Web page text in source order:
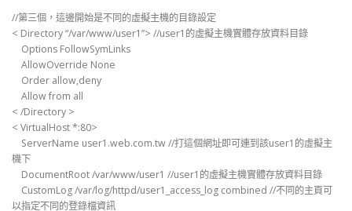
//第三個，這邊開始是不同的虛擬主機的目錄設定
< Directory “/var/www/user1”> //user1的虛擬主機實體存放資料目錄
Options FollowSymLinks
AllowOverride None
Order allow,deny
Allow from all
< /Directory >
< VirtualHost *:80>
ServerName user1.web.com.tw //打這個網址即可連到該user1的虛擬主
機下
DocumentRoot /var/www/user1 //user1的虛擬主機實體存放資料目錄
CustomLog /var/log/httpd/user1_access_log combined //不同的主頁可
以指定不同的登錄檔資訊